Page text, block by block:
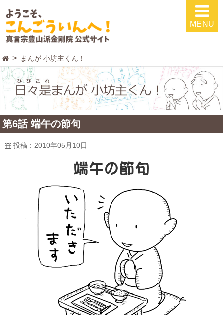
MENU
まんが 小坊主くん！
第6話 端午の節句
投稿：2010年05月10日